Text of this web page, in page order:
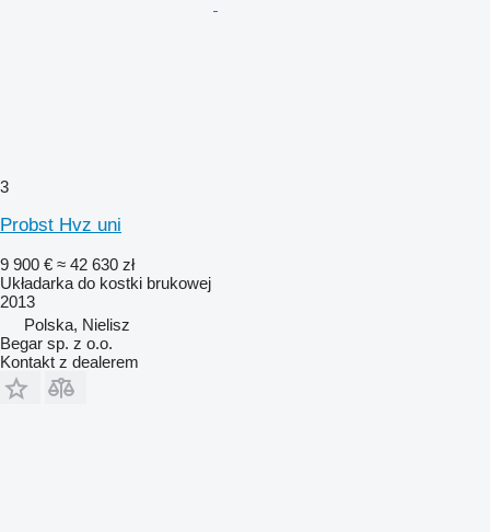
3
Probst Hvz uni
9 900 € ≈ 42 630 zł
Układarka do kostki brukowej
2013
Polska, Nielisz
Begar sp. z o.o.
Kontakt z dealerem